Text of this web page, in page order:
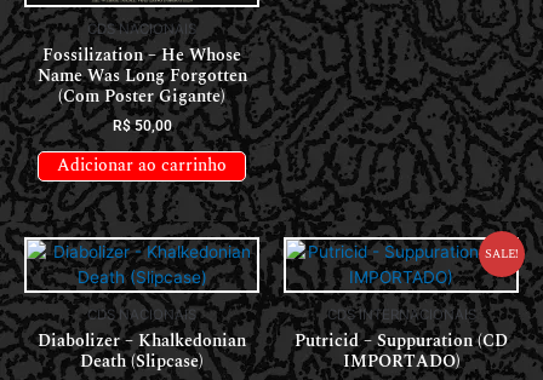
CDS NACIONAIS
Fossilization – He Whose
Name Was Long Forgotten
(Com Poster Gigante)
R$50,00
Adicionar ao carrinho
CDS NACIONAIS
Diabolizer – Khalkedonian
Death (Slipcase)
Sale!
CDS INTERNACIONAIS
Putricid – Suppuration (CD
IMPORTADO)